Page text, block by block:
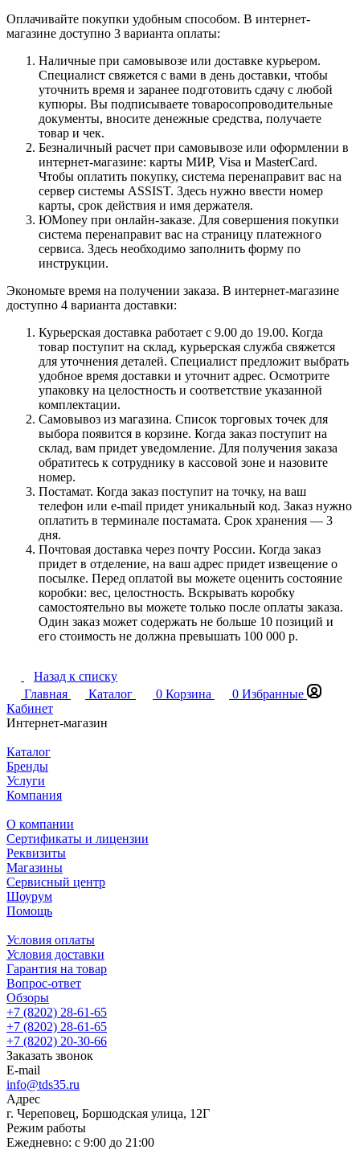
Оплачивайте покупки удобным способом. В интернет-
магазине доступно 3 варианта оплаты:
Наличные при самовывозе или доставке курьером.
Специалист свяжется с вами в день доставки, чтобы
уточнить время и заранее подготовить сдачу с любой
купюры. Вы подписываете товаросопроводительные
документы, вносите денежные средства, получаете
товар и чек.
Безналичный расчет при самовывозе или оформлении в
интернет-магазине: карты МИР, Visa и MasterCard.
Чтобы оплатить покупку, система перенаправит вас на
сервер системы ASSIST. Здесь нужно ввести номер
карты, срок действия и имя держателя.
ЮMoney при онлайн-заказе. Для совершения покупки
система перенаправит вас на страницу платежного
сервиса. Здесь необходимо заполнить форму по
инструкции.
Экономьте время на получении заказа. В интернет-магазине
доступно 4 варианта доставки:
Курьерская доставка работает с 9.00 до 19.00. Когда
товар поступит на склад, курьерская служба свяжется
для уточнения деталей. Специалист предложит выбрать
удобное время доставки и уточнит адрес. Осмотрите
упаковку на целостность и соответствие указанной
комплектации.
Самовывоз из магазина. Список торговых точек для
выбора появится в корзине. Когда заказ поступит на
склад, вам придет уведомление. Для получения заказа
обратитесь к сотруднику в кассовой зоне и назовите
номер.
Постамат. Когда заказ поступит на точку, на ваш
телефон или e-mail придет уникальный код. Заказ нужно
оплатить в терминале постамата. Срок хранения — 3
дня.
Почтовая доставка через почту России. Когда заказ
придет в отделение, на ваш адрес придет извещение о
посылке. Перед оплатой вы можете оценить состояние
коробки: вес, целостность. Вскрывать коробку
самостоятельно вы можете только после оплаты заказа.
Один заказ может содержать не больше 10 позиций и
его стоимость не должна превышать 100 000 р.
Назад к списку
Главная
Каталог 0 Корзина 0 Избранные
Кабинет
Интернет-магазин
Каталог
Бренды
Услуги
Компания
О компании
Сертификаты и лицензии
Реквизиты
Магазины
Сервисный центр
Шоурум
Помощь
Условия оплаты
Условия доставки
Гарантия на товар
Вопрос-ответ
Обзоры
+7 (8202) 28‑61-65
+7 (8202) 28‑61-65
+7 (8202) 20‑30-66
Заказать звонок
E-mail
info@tds35.ru
Адрес
г. Череповец, Боршодская улица, 12Г
Режим работы
Ежедневно: с 9:00 до 21:00